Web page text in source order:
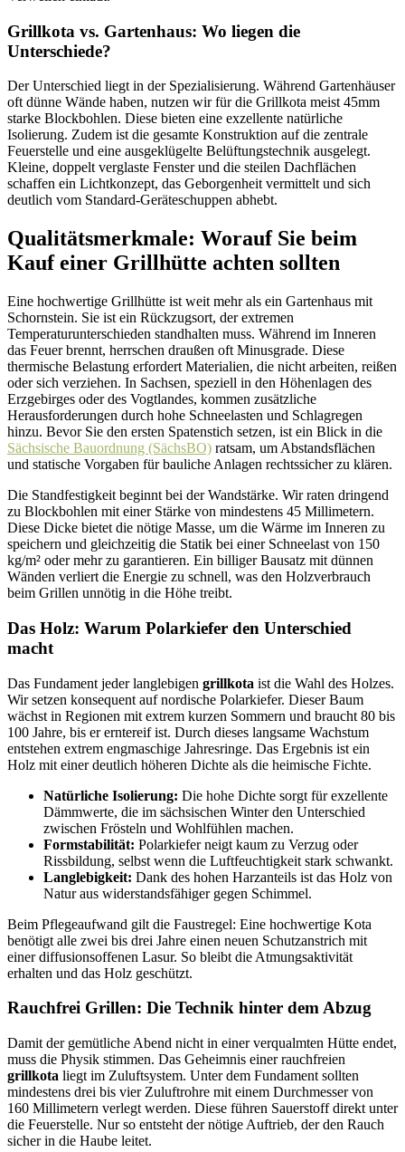
Grillkota vs. Gartenhaus: Wo liegen die
Unterschiede?
Der Unterschied liegt in der Spezialisierung. Während Gartenhäuser
oft dünne Wände haben, nutzen wir für die Grillkota meist 45mm
starke Blockbohlen. Diese bieten eine exzellente natürliche
Isolierung. Zudem ist die gesamte Konstruktion auf die zentrale
Feuerstelle und eine ausgeklügelte Belüftungstechnik ausgelegt.
Kleine, doppelt verglaste Fenster und die steilen Dachflächen
schaffen ein Lichtkonzept, das Geborgenheit vermittelt und sich
deutlich vom Standard-Geräteschuppen abhebt.
Qualitätsmerkmale: Worauf Sie beim
Kauf einer Grillhütte achten sollten
Eine hochwertige Grillhütte ist weit mehr als ein Gartenhaus mit
Schornstein. Sie ist ein Rückzugsort, der extremen
Temperaturunterschieden standhalten muss. Während im Inneren
das Feuer brennt, herrschen draußen oft Minusgrade. Diese
thermische Belastung erfordert Materialien, die nicht arbeiten, reißen
oder sich verziehen. In Sachsen, speziell in den Höhenlagen des
Erzgebirges oder des Vogtlandes, kommen zusätzliche
Herausforderungen durch hohe Schneelasten und Schlagregen
hinzu. Bevor Sie den ersten Spatenstich setzen, ist ein Blick in die
Sächsische Bauordnung (SächsBO) ratsam, um Abstandsflächen
und statische Vorgaben für bauliche Anlagen rechtssicher zu klären.
Die Standfestigkeit beginnt bei der Wandstärke. Wir raten dringend
zu Blockbohlen mit einer Stärke von mindestens 45 Millimetern.
Diese Dicke bietet die nötige Masse, um die Wärme im Inneren zu
speichern und gleichzeitig die Statik bei einer Schneelast von 150
kg/m² oder mehr zu garantieren. Ein billiger Bausatz mit dünnen
Wänden verliert die Energie zu schnell, was den Holzverbrauch
beim Grillen unnötig in die Höhe treibt.
Das Holz: Warum Polarkiefer den Unterschied
macht
Das Fundament jeder langlebigen grillkota ist die Wahl des Holzes.
Wir setzen konsequent auf nordische Polarkiefer. Dieser Baum
wächst in Regionen mit extrem kurzen Sommern und braucht 80 bis
100 Jahre, bis er erntereif ist. Durch dieses langsame Wachstum
entstehen extrem engmaschige Jahresringe. Das Ergebnis ist ein
Holz mit einer deutlich höheren Dichte als die heimische Fichte.
Natürliche Isolierung: Die hohe Dichte sorgt für exzellente
Dämmwerte, die im sächsischen Winter den Unterschied
zwischen Frösteln und Wohlfühlen machen.
Formstabilität: Polarkiefer neigt kaum zu Verzug oder
Rissbildung, selbst wenn die Luftfeuchtigkeit stark schwankt.
Langlebigkeit: Dank des hohen Harzanteils ist das Holz von
Natur aus widerstandsfähiger gegen Schimmel.
Beim Pflegeaufwand gilt die Faustregel: Eine hochwertige Kota
benötigt alle zwei bis drei Jahre einen neuen Schutzanstrich mit
einer diffusionsoffenen Lasur. So bleibt die Atmungsaktivität
erhalten und das Holz geschützt.
Rauchfrei Grillen: Die Technik hinter dem Abzug
Damit der gemütliche Abend nicht in einer verqualmten Hütte endet,
muss die Physik stimmen. Das Geheimnis einer rauchfreien
grillkota liegt im Zuluftsystem. Unter dem Fundament sollten
mindestens drei bis vier Zuluftrohre mit einem Durchmesser von
160 Millimetern verlegt werden. Diese führen Sauerstoff direkt unter
die Feuerstelle. Nur so entsteht der nötige Auftrieb, der den Rauch
sicher in die Haube leitet.